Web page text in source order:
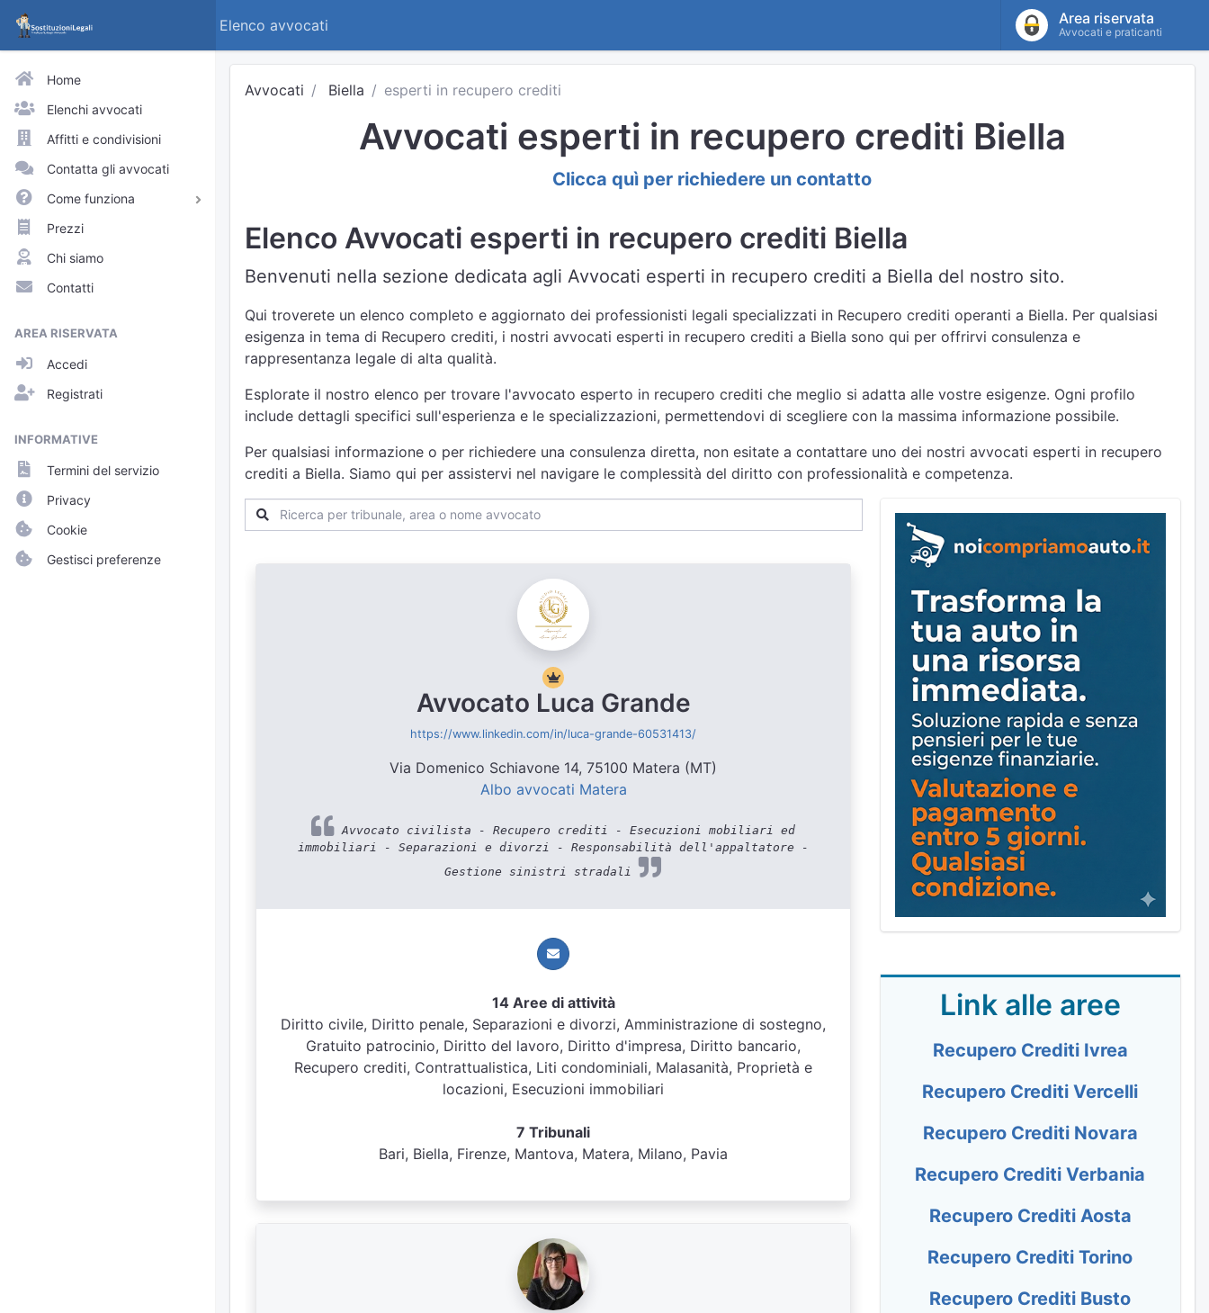
Elenco avvocati Area riservata
Avvocati e praticanti
Home
Elenchi avvocati
Affitti e condivisioni
Contatta gli avvocati
Come funziona
Avvocati e praticanti
Visitatori del sito
Approfondimenti
Profili pubblici
Richieste
Prezzi
Chi siamo
Contatti
AREA RISERVATA
Accedi
Registrati
INFORMATIVE
Termini del servizio
Privacy
Cookie
Gestisci preferenze
Avvocati Biella esperti in recupero crediti
Avvocati esperti in recupero crediti Biella
Clicca quì per richiedere un contatto
Elenco Avvocati esperti in recupero crediti Biella
Benvenuti nella sezione dedicata agli Avvocati esperti in recupero crediti a Biella del nostro sito.
Qui troverete un elenco completo e aggiornato dei professionisti legali specializzati in Recupero crediti operanti a Biella. Per qualsiasi
esigenza in tema di Recupero crediti, i nostri avvocati esperti in recupero crediti a Biella sono qui per offrirvi consulenza e
rappresentanza legale di alta qualità.
Esplorate il nostro elenco per trovare l'avvocato esperto in recupero crediti che meglio si adatta alle vostre esigenze. Ogni profilo
include dettagli specifici sull'esperienza e le specializzazioni, permettendovi di scegliere con la massima informazione possibile.
Per qualsiasi informazione o per richiedere una consulenza diretta, non esitate a contattare uno dei nostri avvocati esperti in recupero
crediti a Biella. Siamo qui per assistervi nel navigare le complessità del diritto con professionalità e competenza.
Avvocato Luca Grande
https://www.linkedin.com/in/luca-grande-60531413/
Via Domenico Schiavone 14, 75100 Matera (MT)
Albo avvocati Matera
Avvocato civilista - Recupero crediti - Esecuzioni mobiliari ed
immobiliari - Separazioni e divorzi - Responsabilità dell'appaltatore -
Gestione sinistri stradali
14 Aree di attività
Diritto civile, Diritto penale, Separazioni e divorzi, Amministrazione di sostegno,
Gratuito patrocinio, Diritto del lavoro, Diritto d'impresa, Diritto bancario,
Recupero crediti, Contrattualistica, Liti condominiali, Malasanità, Proprietà e
locazioni, Esecuzioni immobiliari
7 Tribunali
Bari, Biella, Firenze, Mantova, Matera, Milano, Pavia
Link alle aree
Recupero Crediti Ivrea
Recupero Crediti Vercelli
Recupero Crediti Novara
Recupero Crediti Verbania
Recupero Crediti Aosta
Recupero Crediti Torino
Recupero Crediti Busto